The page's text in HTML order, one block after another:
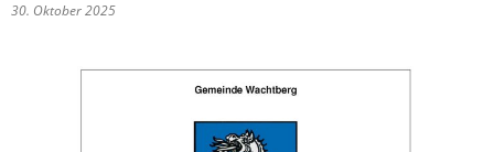
30. Oktober 2025